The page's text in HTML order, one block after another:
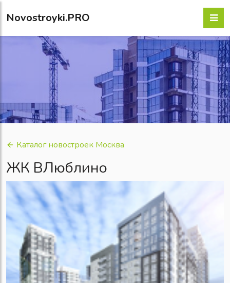
Novostroyki.PRO
Каталог новостроек Москва
ЖК ВЛюблино